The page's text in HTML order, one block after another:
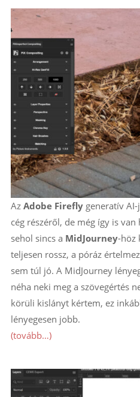
Az Adobe Fireflygeneratív AI-
cég részéről, de még így is
sehol sincs a MidJourney-höz
teljesen rossz, a póráz
sem túl jó. A MidJourney
néha neki meg a szövegértés
körüli kislányt kértem, ez
lényegesen jobb.
(tovább…)